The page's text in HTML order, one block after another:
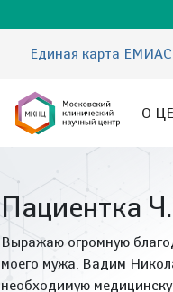
Единая карта ЕМИАС
О
Пациентка Ч.
Выражаю огромную
моего мужа. Вадим
необходимую